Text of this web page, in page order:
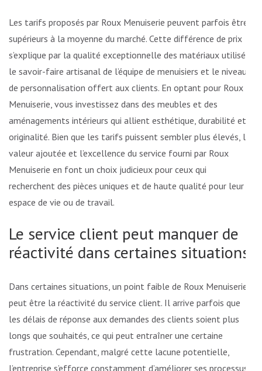
Les tarifs proposés par Roux Menuiserie peuvent parfois être
supérieurs à la moyenne du marché. Cette différence de prix
s’explique par la qualité exceptionnelle des matériaux utilisés,
le savoir-faire artisanal de l’équipe de menuisiers et le niveau
de personnalisation offert aux clients. En optant pour Roux
Menuiserie, vous investissez dans des meubles et des
aménagements intérieurs qui allient esthétique, durabilité et
originalité. Bien que les tarifs puissent sembler plus élevés, la
valeur ajoutée et l’excellence du service fourni par Roux
Menuiserie en font un choix judicieux pour ceux qui
recherchent des pièces uniques et de haute qualité pour leur
espace de vie ou de travail.
Le service client peut manquer de
réactivité dans certaines situations.
Dans certaines situations, un point faible de Roux Menuiserie
peut être la réactivité du service client. Il arrive parfois que
les délais de réponse aux demandes des clients soient plus
longs que souhaités, ce qui peut entraîner une certaine
frustration. Cependant, malgré cette lacune potentielle,
l’entreprise s’efforce constamment d’améliorer ses processus